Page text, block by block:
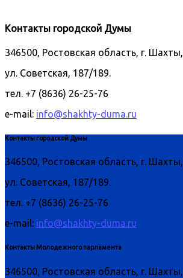
Контакты городской Думы
346500, Ростовская область, г. Шахты,
ул. Советская, 187/189.
тел. +7 (8636) 26-25-76
e-mail: info@shakhty-duma.ru
Контакты городской Думы
346500, Ростовская область, г. Шахты,
ул. Советская, 187/189.
тел. +7 (8636) 26-25-76
e-mail: info@shakhty-duma.ru
Контакты Молодежного парламента
346500, Ростовская область, г. Шахты,